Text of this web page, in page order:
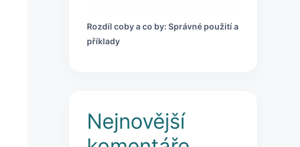
Rozdíl coby a co by: Správné použití a
příklady
Nejnovější